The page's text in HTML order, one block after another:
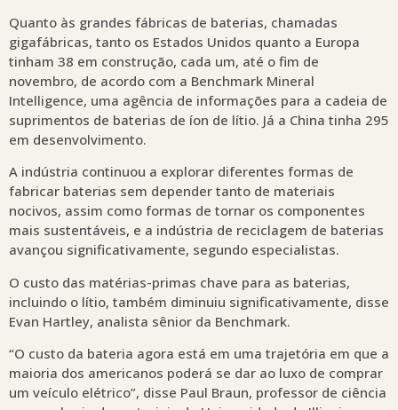
Quanto às grandes fábricas de baterias, chamadas
gigafábricas, tanto os Estados Unidos quanto a Europa
tinham 38 em construção, cada um, até o fim de
novembro, de acordo com a Benchmark Mineral
Intelligence, uma agência de informações para a cadeia de
suprimentos de baterias de íon de lítio. Já a China tinha 295
em desenvolvimento.
A indústria continuou a explorar diferentes formas de
fabricar baterias sem depender tanto de materiais
nocivos, assim como formas de tornar os componentes
mais sustentáveis, e a indústria de reciclagem de baterias
avançou significativamente, segundo especialistas.
O custo das matérias-primas chave para as baterias,
incluindo o lítio, também diminuiu significativamente, disse
Evan Hartley, analista sênior da Benchmark.
“O custo da bateria agora está em uma trajetória em que a
maioria dos americanos poderá se dar ao luxo de comprar
um veículo elétrico”, disse Paul Braun, professor de ciência